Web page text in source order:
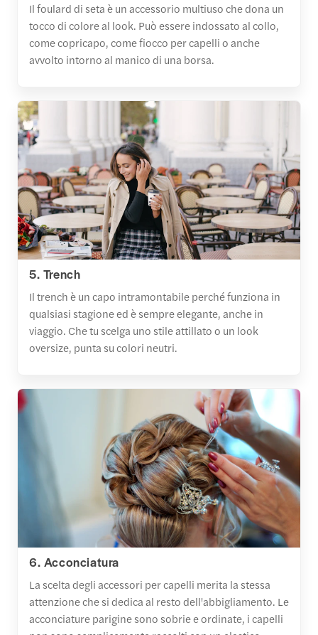
Il foulard di seta è un accessorio multiuso che dona un
tocco di colore al look. Può essere indossato al collo,
come copricapo, come fiocco per capelli o anche
avvolto intorno al manico di una borsa.
5. Trench
Il trench è un capo intramontabile perché funziona in
qualsiasi stagione ed è sempre elegante, anche in
viaggio. Che tu scelga uno stile attillato o un look
oversize, punta su colori neutri.
6. Acconciatura
La scelta degli accessori per capelli merita la stessa
attenzione che si dedica al resto dell'abbigliamento. Le
acconciature parigine sono sobrie e ordinate, i capelli